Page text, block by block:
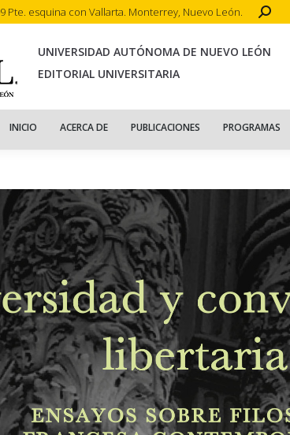
Pte. esquina con Vallarta. Monterrey, Nuevo León. Search:
UNIVERSIDAD AUTÓNOMA DE NUEVO LEÓN
EDITORIAL UNIVERSITARIA
INICIO ACERCA DE PUBLICACIONES PROGRAMAS
INICIO ACERCA DE